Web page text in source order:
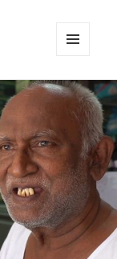
WIDGETS